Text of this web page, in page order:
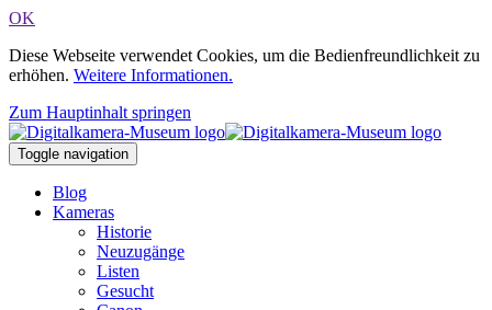
OK
Diese Webseite verwendet Cookies, um die Bedienfreundlichkeit zu
erhöhen. Weitere Informationen.
Zum Hauptinhalt springen
Toggle navigation
Blog
Kameras
Historie
Neuzugänge
Listen
Gesucht